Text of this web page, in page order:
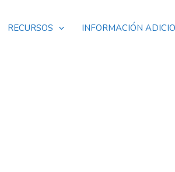
RECURSOS INFORMACIÓN